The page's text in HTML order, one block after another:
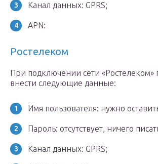
Канал данных: GPRS;
APN:
Ростелеком
При подключении сети «Ростелеком»
внести следующие данные:
Имя пользователя: нужно
Пароль: отсутствует, ничего
Канал данных: GPRS;